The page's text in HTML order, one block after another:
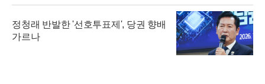
정청래 반발한 '선호투표제', 당권 향배
가르나